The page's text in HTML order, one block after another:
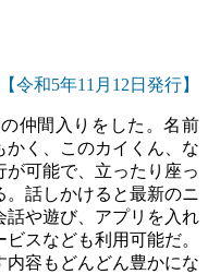
令和5年11 月12 日発行】
仲間入りをした。名前
かく、このカイくん、な
可能で、立ったり座っ
。話しかけると最新のニ
話や遊び、アプリを入れ
スなども利用可能だ。
容もどんどん豊かにな